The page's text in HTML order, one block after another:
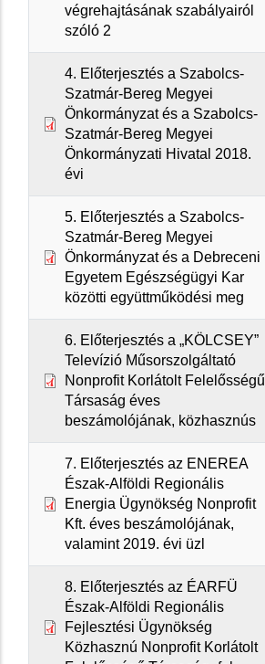
végrehajtásának szabályairól
szóló 2
4. Előterjesztés a Szabolcs-
Szatmár-Bereg Megyei
Önkormányzat és a Szabolcs-
Szatmár-Bereg Megyei
Önkormányzati Hivatal 2018.
évi
5. Előterjesztés a Szabolcs-
Szatmár-Bereg Megyei
Önkormányzat és a Debreceni
Egyetem Egészségügyi Kar
közötti együttműködési meg
6. Előterjesztés a „KÖLCSEY”
Televízió Műsorszolgáltató
Nonprofit Korlátolt Felelősségű
Társaság éves
beszámolójának, közhasznús
7. Előterjesztés az ENEREA
Észak-Alföldi Regionális
Energia Ügynökség Nonprofit
Kft. éves beszámolójának,
valamint 2019. évi üzl
8. Előterjesztés az ÉARFÜ
Észak-Alföldi Regionális
Fejlesztési Ügynökség
Közhasznú Nonprofit Korlátolt